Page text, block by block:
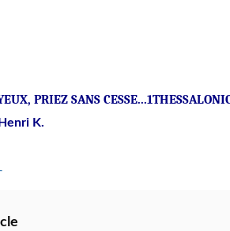
PRIEZ SANS
K.